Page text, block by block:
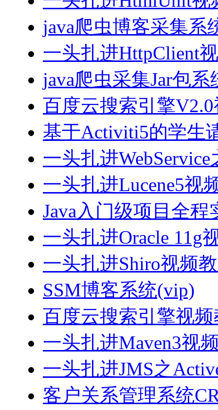
java爬虫博客采集系
一头扎进HttpClient
java爬虫采集Jar包
百度云搜索引擎
基于Activiti5的学生
一头扎进
一头扎进Lucene5视
Java入门级项目全程
一头扎进Oracle 11g
一头扎进Shiro视频
SSM博客系统(vip)
百度云搜索引擎视
一头扎进Maven3视
一头扎进JMS之
客户关系管理系统